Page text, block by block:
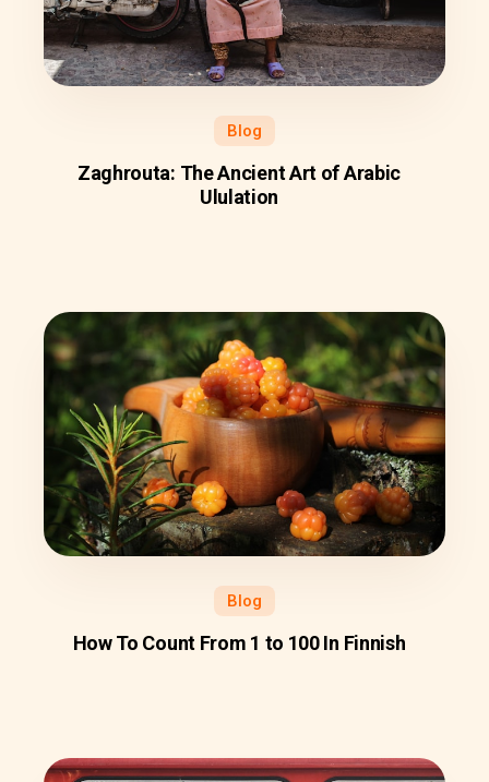
Blog
Zaghrouta: The Ancient Art of Arabic
Ululation
Blog
How To Count From 1 to 100 In Finnish